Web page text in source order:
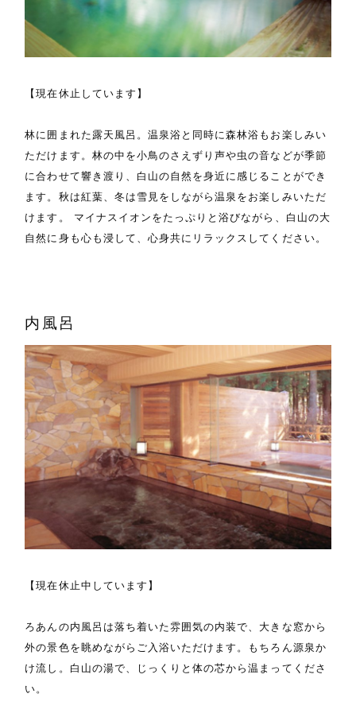
【現在休止しています】
林に囲まれた露天風呂。温泉浴と同時に森林浴もお楽しみい
ただけます。林の中を小鳥のさえずり声や虫の音などが季節
に合わせて響き渡り、白山の自然を身近に感じることができ
ます。秋は紅葉、冬は雪見をしながら温泉をお楽しみいただ
けます。 マイナスイオンをたっぷりと浴びながら、白山の大
自然に身も心も浸して、心身共にリラックスしてください。
内風呂
【現在休止中しています】
ろあんの内風呂は落ち着いた雰囲気の内装で、大きな窓から
外の景色を眺めながらご入浴いただけます。もちろん源泉か
け流し。白山の湯で、じっくりと体の芯から温まってくださ
い。